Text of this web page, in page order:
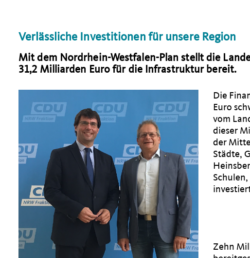
Verlässliche Investitionen für unsere Region
Mit dem Nordrhein-Westfalen-Plan stellt die
31,2 Milliarden Euro für die Infrastruktur bereit.
Die
Euro
vom
dieser
der
Städte,
Zehn